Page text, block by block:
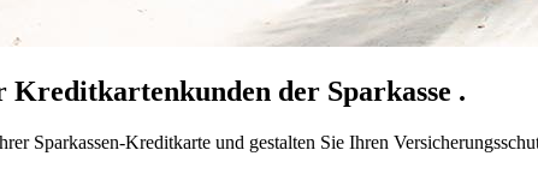
Kreditkartenkunden der Sparkasse .
Sparkassen-Kreditkarte und gestalten Sie Ihren